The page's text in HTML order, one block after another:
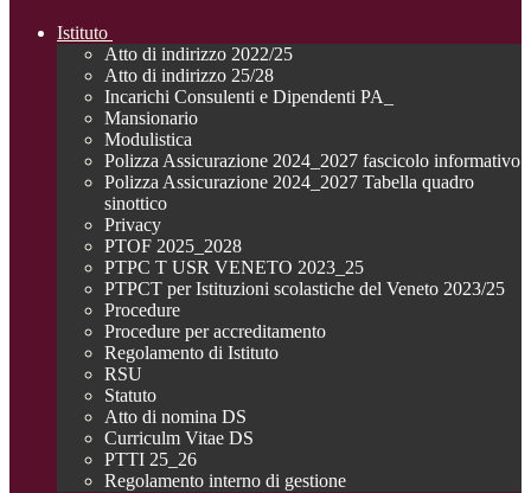
Istituto
Atto di indirizzo 2022/25
Atto di indirizzo 25/28
Incarichi Consulenti e Dipendenti PA_
Mansionario
Modulistica
Polizza Assicurazione 2024_2027 fascicolo informativo
Polizza Assicurazione 2024_2027 Tabella quadro
sinottico
Privacy
PTOF 2025_2028
PTPC T USR VENETO 2023_25
PTPCT per Istituzioni scolastiche del Veneto 2023/25
Procedure
Procedure per accreditamento
Regolamento di Istituto
RSU
Statuto
Atto di nomina DS
Curriculm Vitae DS
PTTI 25_26
Regolamento interno di gestione